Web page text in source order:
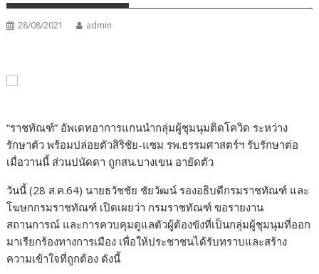
28/08/2021 admin
“ราชทัณฑ์” อัพเดทอาการแกนนำกลุ่มผู้ชุมนุมติดโควิด ระหว่าง
รักษาตัว พร้อมปล่อยตัวสิริชัย-แซม รพ.ธรรมศาสตร์ฯ รับรักษาต่อ
เมื่อวานนี้ ส่วนปนัดดา ถูกสน.บางเขน อายัดตัว
วันนี้ (28 ส.ค.64) นายธวัชชัย ชัยวัฒน์ รองอธิบดีกรมราชทัณฑ์ และ
โฆษกกรมราชทัณฑ์ เปิดเผยว่า กรมราชทัณฑ์ ขอรายงาน
สถานการณ์ และการควบคุมดูแลตัวผู้ต้องขังที่เป็นกลุ่มผู้ชุมนุมที่ออก
มาเรียกร้องทางการเมือง เพื่อให้ประชาชนได้รับทราบและสร้าง
ความเข้าใจที่ถูกต้อง ดังนี้